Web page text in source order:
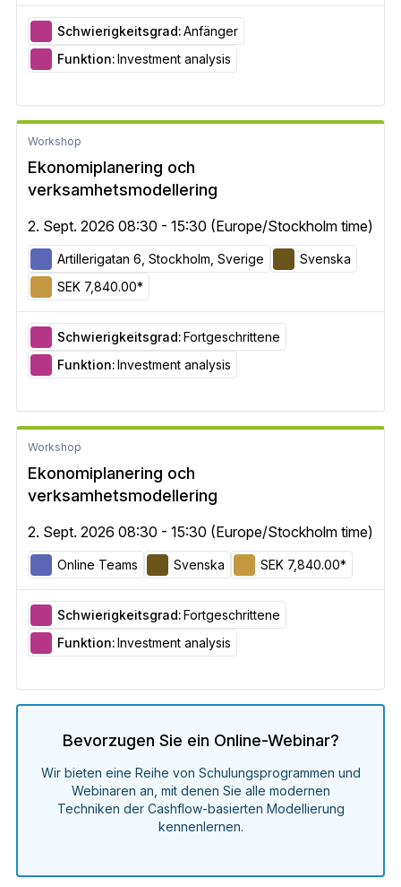
Schwierigkeitsgrad:Anfänger
Funktion:Investment analysis
Workshop
Ekonomiplanering och
verksamhetsmodellering
2. Sept. 2026 08:30 - 15:30 (Europe/Stockholm time)
Artillerigatan 6, Stockholm, Sverige
Svenska
SEK 7,840.00*
Schwierigkeitsgrad:Fortgeschrittene
Funktion:Investment analysis
Workshop
Ekonomiplanering och
verksamhetsmodellering
2. Sept. 2026 08:30 - 15:30 (Europe/Stockholm time)
Online Teams Svenska SEK 7,840.00*
Schwierigkeitsgrad:Fortgeschrittene
Funktion:Investment analysis
Bevorzugen Sie ein Online-Webinar?
Wir bieten eine Reihe von Schulungsprogrammen und
Webinaren an, mit denen Sie alle modernen
Techniken der Cashflow-basierten Modellierung
kennenlernen.